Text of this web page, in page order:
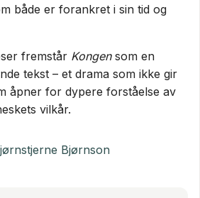
både er forankret i sin tid og
fremstår Kongensom en
tekst – et drama som ikke gir
åpner for dypere forståelse av
vilkår.
Bjørnson